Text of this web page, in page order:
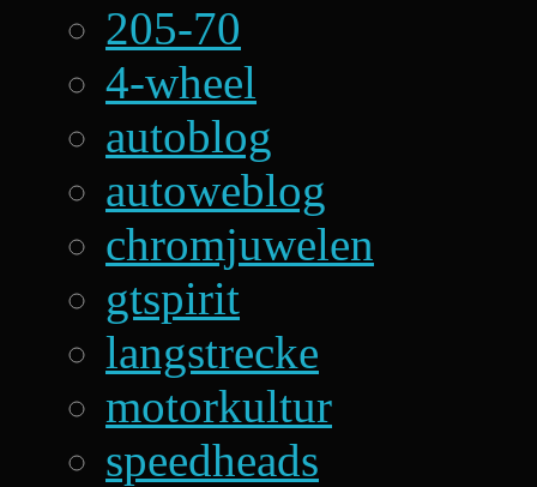
205-70
4-wheel
autoblog
autoweblog
chromjuwelen
gtspirit
langstrecke
motorkultur
speedheads